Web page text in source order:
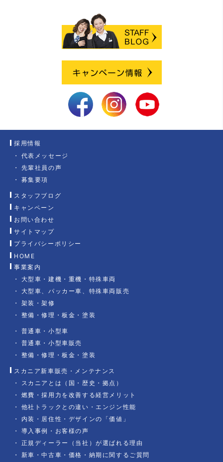
HOME
事業案内
大型車・建機・重機・特殊車両
大型車、パッカー車、特殊車両販売
架装・架修
整備・修理・板金・塗装
普通車・小型車
普通車・小型車販売
整備・修理・板金・塗装
スカニア新車販売・メンテナンス
スカニアとは（国・歴史・拠点）
燃費・採用力を改善する経営メリット
他社トラックとの違い・エンジン性能
内装・居住性・デザインの「価値」
導入事例・お客様の声
正規ディーラー（当社）が選ばれる理由
新車・中古車・価格・納期に関するご質問
採用情報
代表メッセージ
先輩社員の声
募集要項
スタッフブログ
キャンペーン
お問い合わせ
サイトマップ
プライバシーポリシー